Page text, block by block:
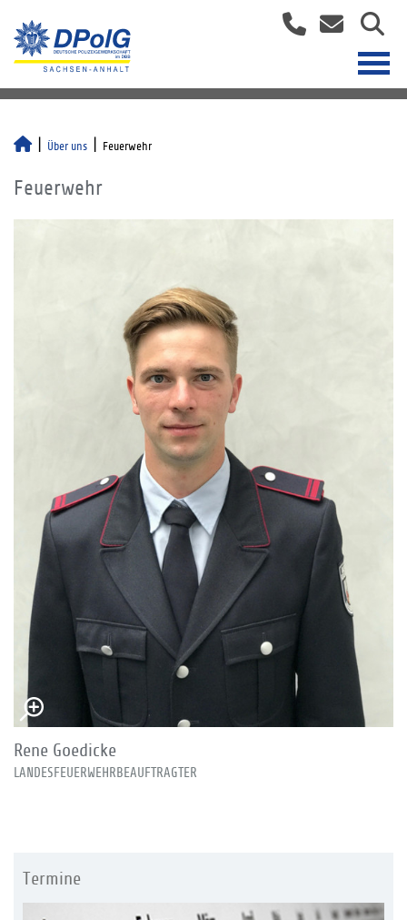
Über uns Feuerwehr
Feuerwehr
Rene Goedicke
LANDESFEUERWEHRBEAUFTRAGTER
Termine